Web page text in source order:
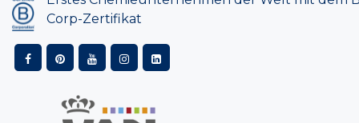
Corp-Zertifikat